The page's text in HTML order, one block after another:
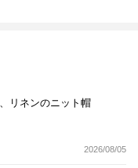
リネンのニット帽
2026/08/05